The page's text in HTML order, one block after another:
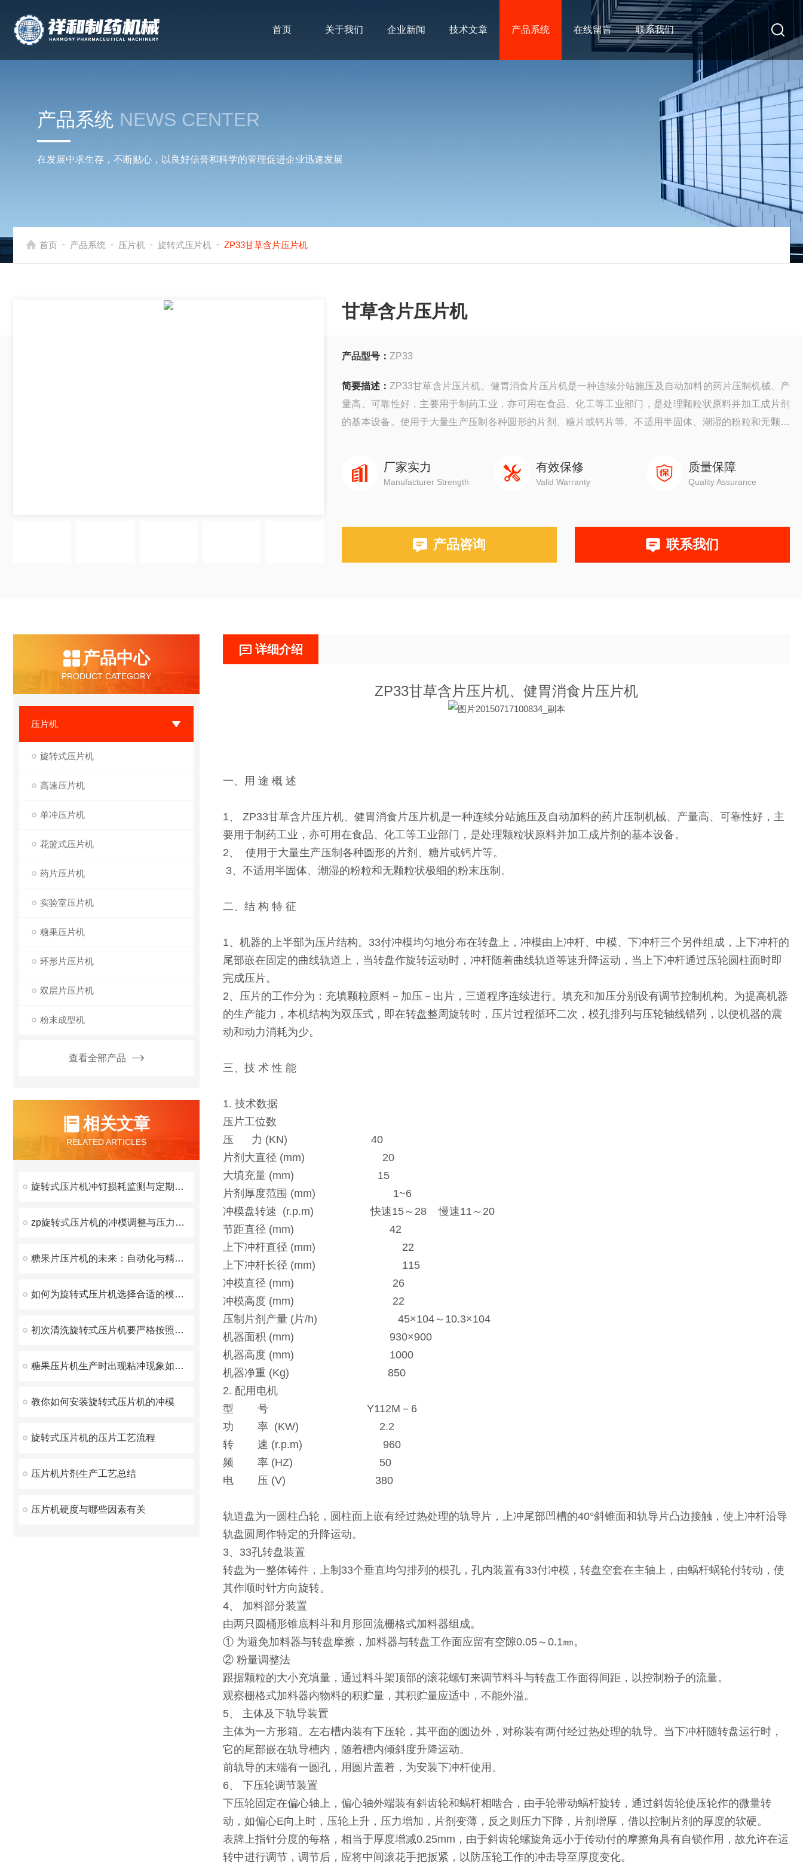
首页 关于我们 企业新闻 技术文章 产品系统 在线留言 联系我们
产品系统 NEWS CENTER
在发展中求生存，不断贴心，以良好信誉和科学的管理促进企业迅速发展
首页 - 产品系统 - 压片机 - 旋转式压片机 - ZP33甘草含片压片机
甘草含片压片机
产品型号： ZP33
简要描述： ZP33甘草含片压片机、健胃消食片压片机是一种连续分站施压及自动加料的药片压制机械、产
量高、可靠性好，主要用于制药工业，亦可用在食品、化工等工业部门，是处理颗粒状原料并加工成片剂
的基本设备。使用于大量生产压制各种圆形的片剂、糖片或钙片等。不适用半固体、潮湿的粉粒和无颗粒
厂家实力
Manufacturer Strength
有效保修
Valid Warranty
质量保障
Quality Assurance
产品咨询 联系我们
产品中心
PRODUCT CATEGORY
压片机
旋转式压片机
高速压片机
单冲压片机
花篮式压片机
药片压片机
实验室压片机
糖果压片机
环形片压片机
双层片压片机
粉末成型机
查看全部产品
相关文章
RELATED ARTICLES
旋转式压片机冲钉损耗监测与定期更换周期建议
zp旋转式压片机的冲模调整与压力校准指南
糖果片压片机的未来：自动化与精密化的结合
如何为旋转式压片机选择合适的模具？
初次清洗旋转式压片机要严格按照说明书
糖果压片机生产时出现粘冲现象如何解决
教你如何安装旋转式压片机的冲模
旋转式压片机的压片工艺流程
压片机片剂生产工艺总结
压片机硬度与哪些因素有关
详细介绍
ZP33甘草含片压片机、健胃消食片压片机
一、用 途 概 述
1、 ZP33甘草含片压片机、健胃消食片压片机是一种连续分站施压及自动加料的药片压制机械、产量高、可靠性好，主
要用于制药工业，亦可用在食品、化工等工业部门，是处理颗粒状原料并加工成片剂的基本设备。
2、 使用于大量生产压制各种圆形的片剂、糖片或钙片等。
3、不适用半固体、潮湿的粉粒和无颗粒状极细的粉末压制。
二、结 构 特 征
1、机器的上半部为压片结构。33付冲模均匀地分布在转盘上，冲模由上冲杆、中模、下冲杆三个另件组成，上下冲杆的
尾部嵌在固定的曲线轨道上，当转盘作旋转运动时，冲杆随着曲线轨道等速升降运动，当上下冲杆通过压轮圆柱面时即
完成压片。
2、压片的工作分为：充填颗粒原料－加压－出片，三道程序连续进行。填充和加压分别设有调节控制机构。为提高机器
的生产能力，本机结构为双压式，即在转盘整周旋转时，压片过程循环二次，模孔排列与压轮轴线错列，以便机器的震
动和动力消耗为少。
三、技 术 性 能
1. 技术数据
压片工位数
压 力 (KN) 40
片剂大直径 (mm) 20
大填充量 (mm) 15
片剂厚度范围 (mm) 1~6
冲模盘转速 (r.p.m) 快速15～28 慢速11～20
节距直径 (mm) 42
上下冲杆直径 (mm) 22
上下冲杆长径 (mm) 115
冲模直径 (mm) 26
冲模高度 (mm) 22
压制片剂产量 (片/h) 45×104～10.3×104
机器面积 (mm) 930×900
机器高度 (mm) 1000
机器净重 (Kg) 850
2. 配用电机
型 号 Y112M－6
功 率 (KW) 2.2
转 速 (r.p.m) 960
频 率 (HZ) 50
电 压 (V) 380
轨道盘为一圆柱凸轮，圆柱面上嵌有经过热处理的轨导片，上冲尾部凹槽的40°斜锥面和轨导片凸边接触，使上冲杆沿导
轨盘圆周作特定的升降运动。
3、33孔转盘装置
转盘为一整体铸件，上制33个垂直均匀排列的模孔，孔内装置有33付冲模，转盘空套在主轴上，由蜗杆蜗轮付转动，使
其作顺时针方向旋转。
4、 加料部分装置
由两只圆桶形锥底料斗和月形回流栅格式加料器组成。
① 为避免加料器与转盘摩擦，加料器与转盘工作面应留有空隙0.05～0.1㎜。
② 粉量调整法
跟据颗粒的大小充填量，通过料斗架顶部的滚花螺钉来调节料斗与转盘工作面得间距，以控制粉子的流量。
观察栅格式加料器内物料的积贮量，其积贮量应适中，不能外溢。
5、 主体及下轨导装置
主体为一方形箱。左右槽内装有下压轮，其平面的圆边外，对称装有两付经过热处理的轨导。当下冲杆随转盘运行时，
它的尾部嵌在轨导槽内，随着槽内倾斜度升降运动。
前轨导的末端有一圆孔，用圆片盖着，为安装下冲杆使用。
6、 下压轮调节装置
下压轮固定在偏心轴上，偏心轴外端装有斜齿轮和蜗杆相啮合，由手轮带动蜗杆旋转，通过斜齿轮使压轮作的微量转
动，如偏心E向上时，压轮上升，压力增加，片剂变薄，反之则压力下降，片剂增厚，借以控制片剂的厚度的软硬。
表牌上指针分度的每格，相当于厚度增减0.25mm，由于斜齿轮螺旋角远小于传动付的摩擦角具有自锁作用，故允许在运
转中进行调节，调节后，应将中间滚花手把扳紧，以防压轮工作的冲击导至厚度变化。